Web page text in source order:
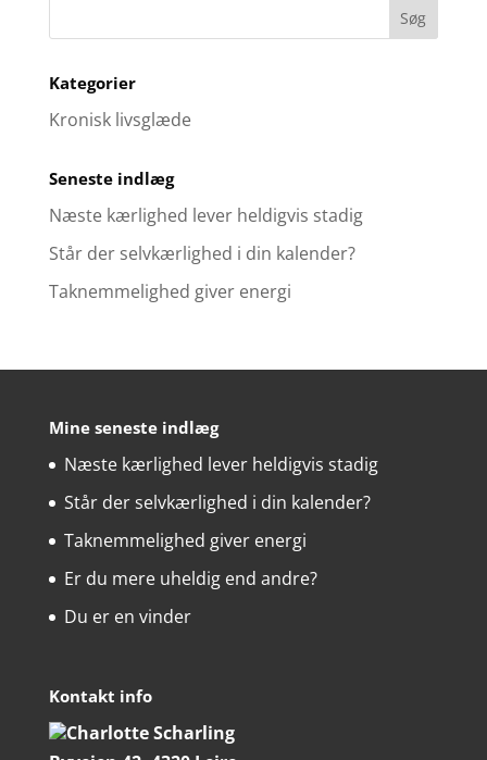
Kategorier
Kronisk livsglæde
Seneste indlæg
Næste kærlighed lever heldigvis stadig
Står der selvkærlighed i din kalender?
Taknemmelighed giver energi
Mine seneste indlæg
Næste kærlighed lever heldigvis stadig
Står der selvkærlighed i din kalender?
Taknemmelighed giver energi
Er du mere uheldig end andre?
Du er en vinder
Kontakt info
Charlotte Scharling